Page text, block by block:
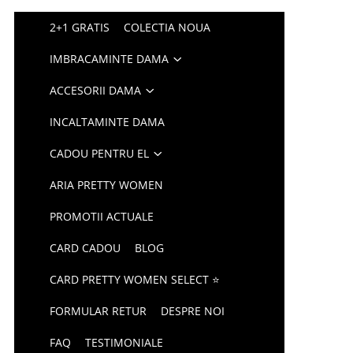
2+1 GRATIS COLECTIA NOUA
IMBRACAMINTE DAMA
ACCESORII DAMA
INCALTAMINTE DAMA
CADOU PENTRU EL
ARIA PRETTY WOMEN
PROMOTII ACTUALE
CARD CADOU BLOG
CARD PRETTY WOMEN SELECT ⭐
FORMULAR RETUR DESPRE NOI
FAQ TESTIMONIALE